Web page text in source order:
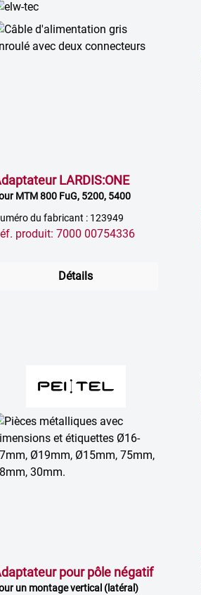
LARDIS:ONE
MTM 800 FuG, 5200, 5400
du fabricant : 123949
produit: 7000 00754336
Détails
pour pôle négatif
un montage vertical (latéral)